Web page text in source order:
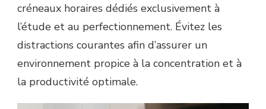
créneaux horaires dédiés exclusivement à
l’étude et au perfectionnement. Évitez les
distractions courantes afin d’assurer un
environnement propice à la concentration et à
la productivité optimale.